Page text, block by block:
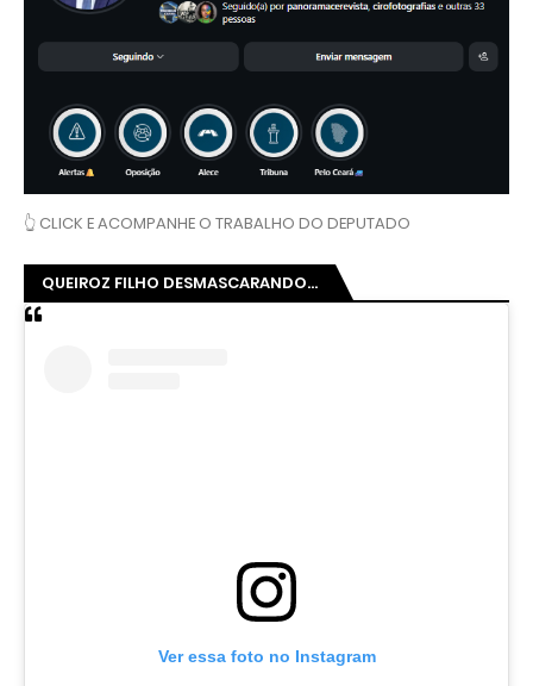
👆 CLICK E ACOMPANHE O TRABALHO DO DEPUTADO
QUEIROZ FILHO DESMASCARANDO...
Ver essa foto no Instagram